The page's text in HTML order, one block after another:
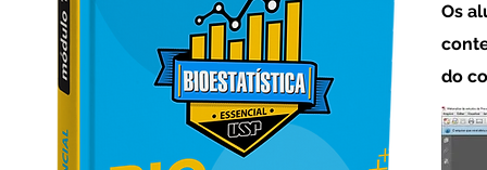
Os
do